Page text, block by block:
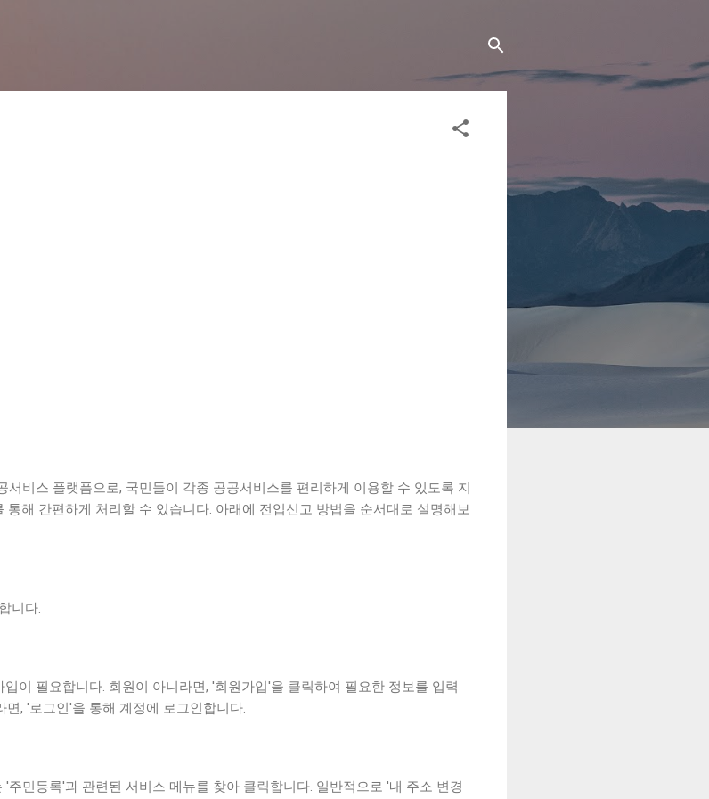
서비스 플랫폼으로, 국민들이 각종 공공서비스를 편리하게 이용할 수 있도록 지
해 간편하게 처리할 수 있습니다. 아래에 전입신고 방법을 순서대로 설명해보
니다.
이 필요합니다. 회원이 아니라면, '회원가입'을 클릭하여 필요한 정보를 입력
, '로그인'을 통해 계정에 로그인합니다.
주민등록'과 관련된 서비스 메뉴를 찾아 클릭합니다. 일반적으로 '내 주소 변경